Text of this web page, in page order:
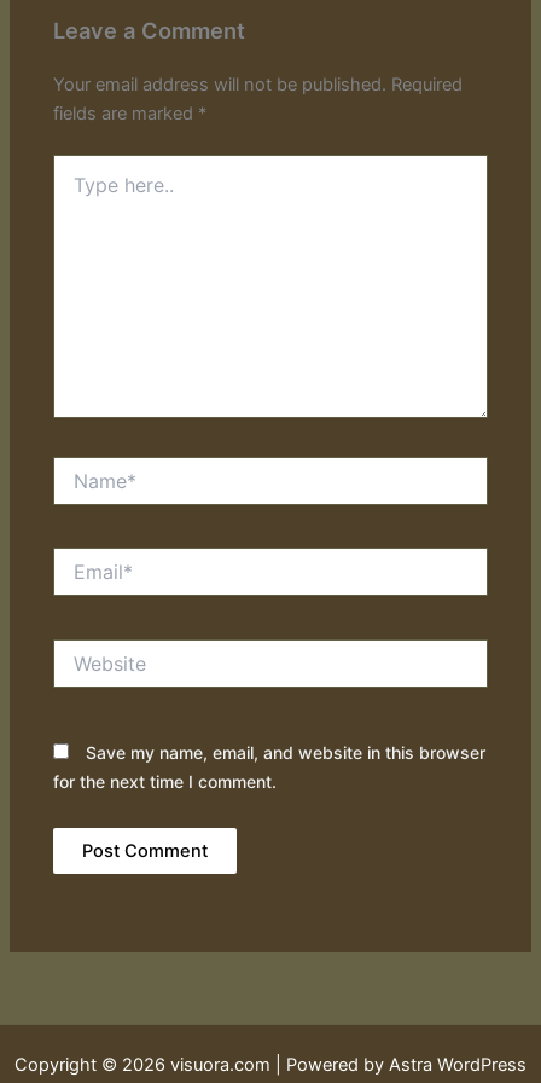
Leave a Comment
Your email address will not be published. Required
fields are marked *
here..
Save my name, email, and website in this browser
for the next time I comment.
Copyright © 2026 visuora.com | Powered by Astra WordPress